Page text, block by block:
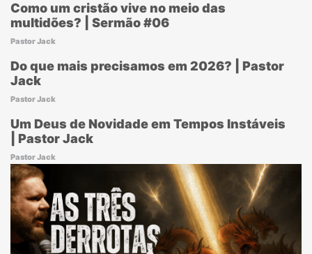
Como um cristão vive no meio das
multidões? | Sermão #06
Pastor Jack
Do que mais precisamos em 2026? | Pastor
Jack
Pastor Jack
Um Deus de Novidade em Tempos Instáveis
| Pastor Jack
Pastor Jack